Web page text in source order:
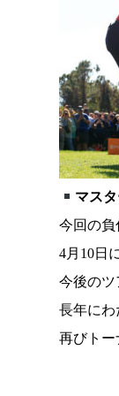
マス
今回の負
4月10日
今後のツ
長年にわ
再びトー